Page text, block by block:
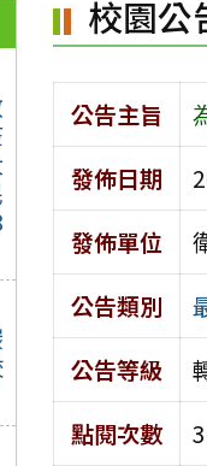
校園公
公告主旨
發佈日期
發佈單位
公告類別
公告等級
點閱次數